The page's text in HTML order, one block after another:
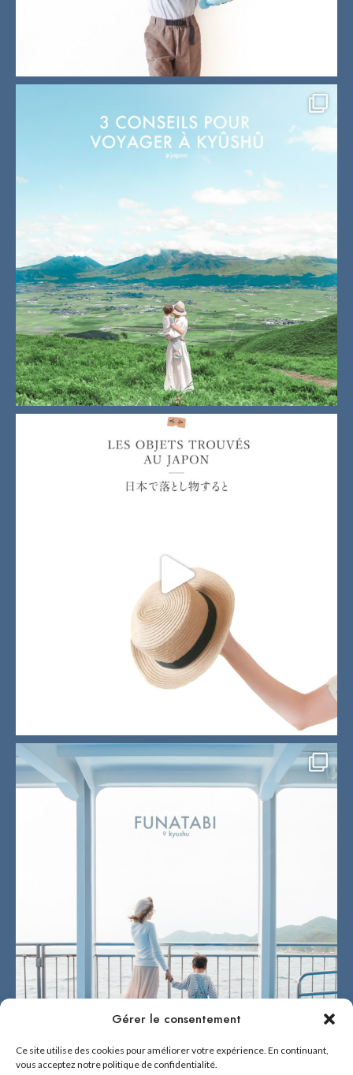
Gérer le consentement
Ce site utilise des cookies pour améliorer votre expérience. En continuant,
vous acceptez notre politique de confidentialité.